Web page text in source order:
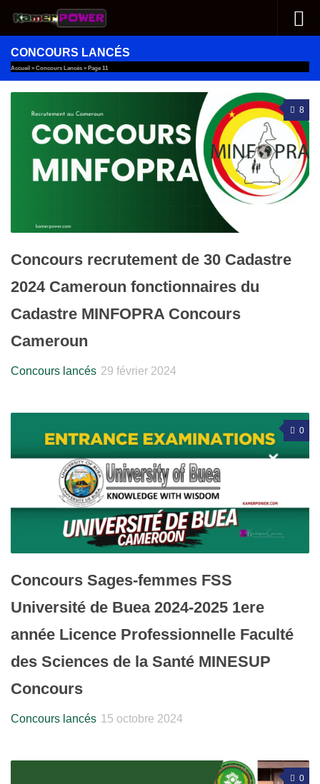
Au dessous du contenu
CONCOURS LANCÉS
Accueil » Concours Lancés » Page 11
8
Concours recrutement de 30 Cadastre
2024 Cameroun fonctionnaires du
Cadastre MINFOPRA Concours
Cameroun
Concours lancés 29 février 2024
0
Concours Sages-femmes FSS
Université de Buea 2024-2025 1ere
année Licence Professionnelle Faculté
des Sciences de la Santé MINESUP
Concours
Concours lancés 15 octobre 2024
0